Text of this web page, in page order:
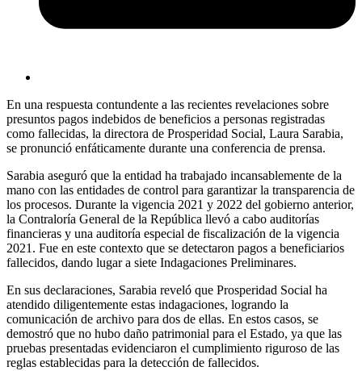
En una respuesta contundente a las recientes revelaciones sobre
presuntos pagos indebidos de beneficios a personas registradas
como fallecidas, la directora de Prosperidad Social, Laura Sarabia,
se pronunció enfáticamente durante una conferencia de prensa.
Sarabia aseguró que la entidad ha trabajado incansablemente de la
mano con las entidades de control para garantizar la transparencia de
los procesos. Durante la vigencia 2021 y 2022 del gobierno anterior,
la Contraloría General de la República llevó a cabo auditorías
financieras y una auditoría especial de fiscalización de la vigencia
2021. Fue en este contexto que se detectaron pagos a beneficiarios
fallecidos, dando lugar a siete Indagaciones Preliminares.
En sus declaraciones, Sarabia reveló que Prosperidad Social ha
atendido diligentemente estas indagaciones, logrando la
comunicación de archivo para dos de ellas. En estos casos, se
demostró que no hubo daño patrimonial para el Estado, ya que las
pruebas presentadas evidenciaron el cumplimiento riguroso de las
reglas establecidas para la detección de fallecidos.